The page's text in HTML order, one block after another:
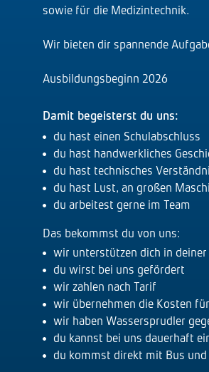
sowie für die Medizintechnik.
Wir bieten dir spannende
Ausbildungsbeginn 2026
Damit begeisterst du uns:
du hast einen Schulabschluss
du hast handwerkliches
du hast technisches
du hast Lust, an großen
du arbeitest gerne im Team
Das bekommst du von uns:
wir unterstützen dich in deiner
du wirst bei uns gefördert
wir zahlen nach Tarif
wir übernehmen die Kosten
wir haben Wassersprudler
du kannst bei uns dauerhaft
du kommst direkt mit Bus und